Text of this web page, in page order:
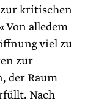
zur kritischen
Von alledem
viel zu
zur
der Raum
Nach